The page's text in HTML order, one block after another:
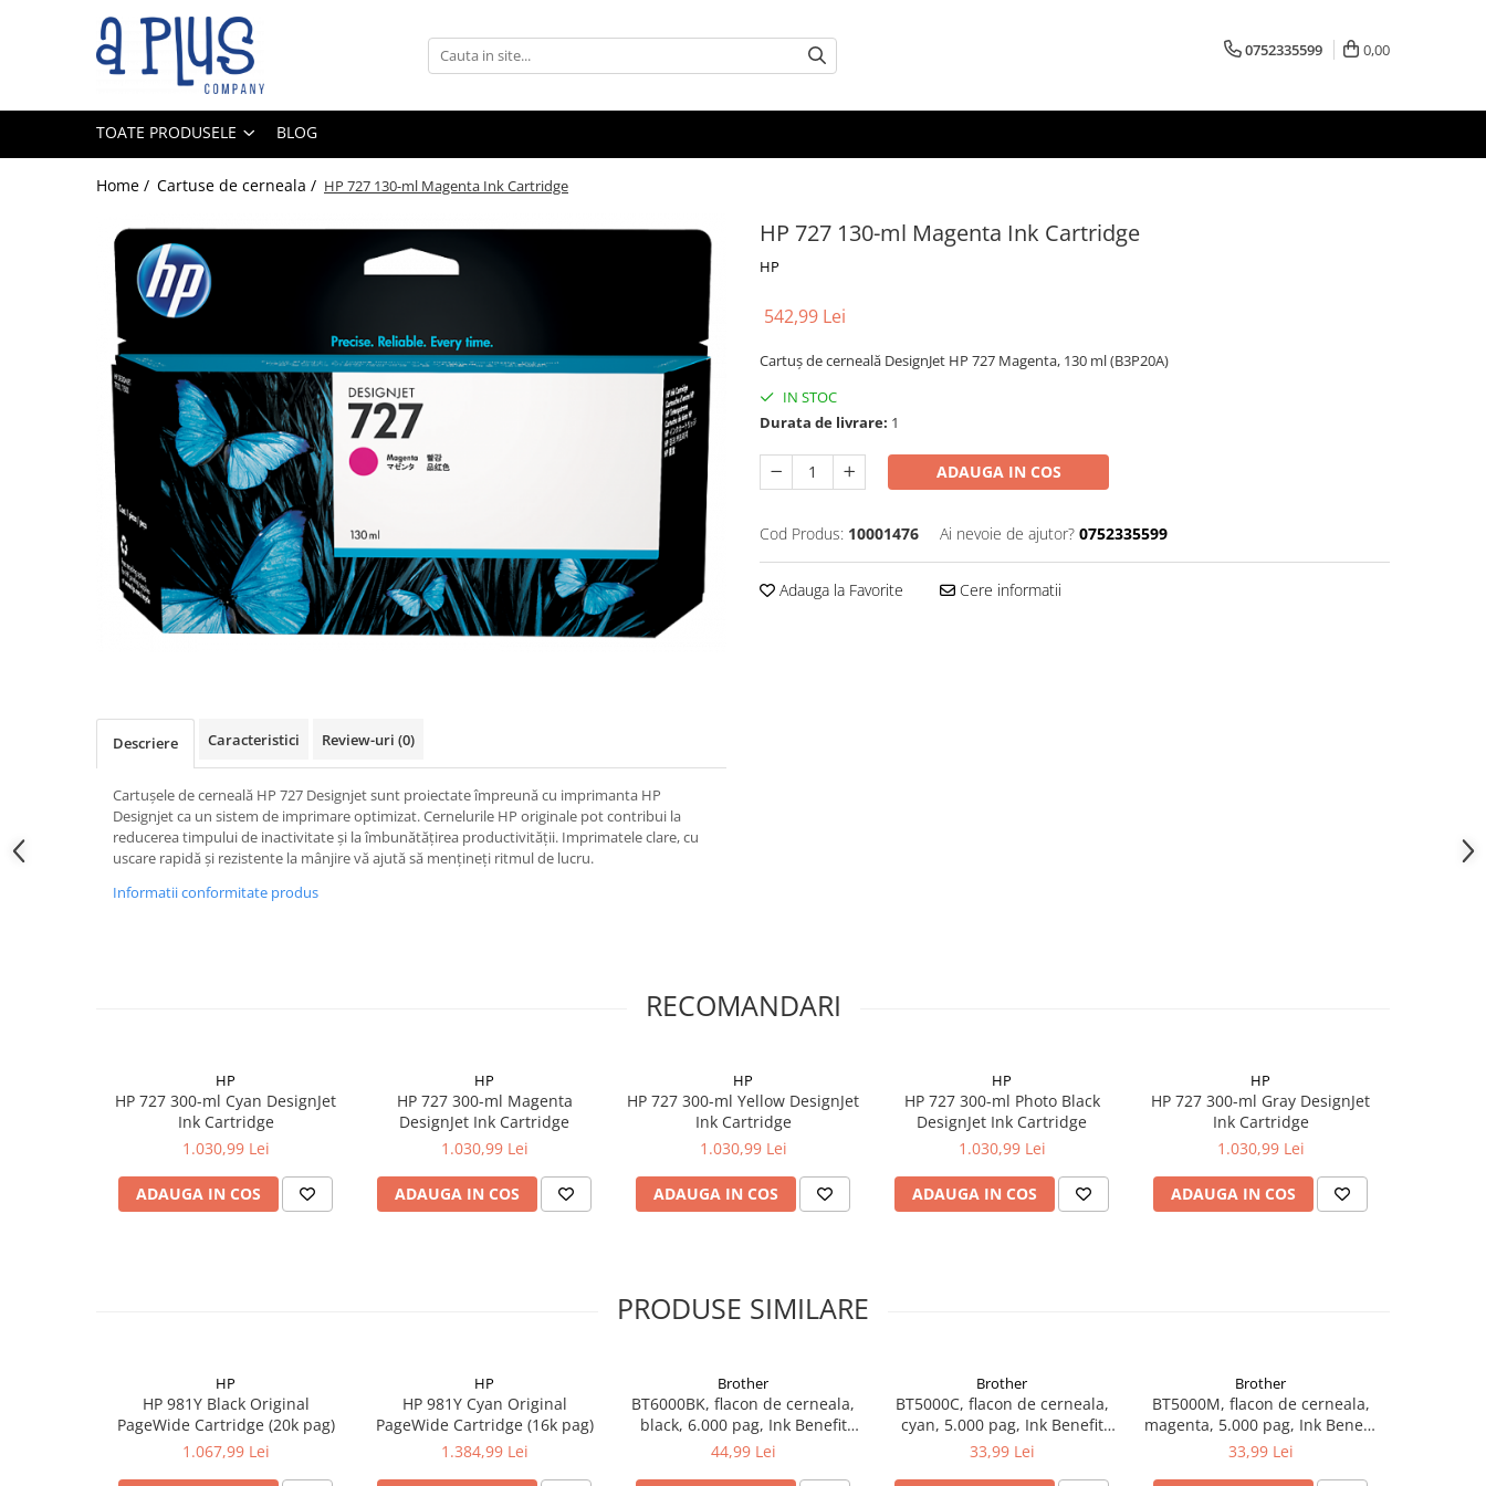
Toate Produsele
Cartuse toner
Kit mentenanta
Unitate cilindru (Drum unit)
0752335599 0,00
TOATE PRODUSELE BLOG
Home / Cartuse de cerneala / HP 727 130-ml Magenta Ink Cartridge
HP 727 130-ml Magenta Ink Cartridge
HP
542,99 Lei
Cartuş de cerneală DesignJet HP 727 Magenta, 130 ml (B3P20A)
IN STOC
Durata de livrare: 1
ADAUGA IN COS
Cod Produs: 10001476 Ai nevoie de ajutor? 0752335599
Adauga la Favorite Cere informatii
Descriere Caracteristici Review-uri (0)
Cartuşele de cerneală HP 727 Designjet sunt proiectate împreună cu imprimanta HP
Designjet ca un sistem de imprimare optimizat. Cernelurile HP originale pot contribui la
reducerea timpului de inactivitate şi la îmbunătăţirea productivităţii. Imprimatele clare, cu
uscare rapidă şi rezistente la mânjire vă ajută să menţineţi ritmul de lucru.
Informatii conformitate produs
RECOMANDARI
HP
HP 727 300-ml Cyan DesignJet
Ink Cartridge
1.030,99 Lei
ADAUGA IN COS
HP
HP 727 300-ml Magenta
DesignJet Ink Cartridge
1.030,99 Lei
ADAUGA IN COS
HP
HP 727 300-ml Yellow DesignJet
Ink Cartridge
1.030,99 Lei
ADAUGA IN COS
HP
HP 727 300-ml Photo Black
DesignJet Ink Cartridge
1.030,99 Lei
ADAUGA IN COS
HP
HP 727 300-ml Gray DesignJet
Ink Cartridge
1.030,99 Lei
ADAUGA IN COS
PRODUSE SIMILARE
HP
HP 981Y Black Original
PageWide Cartridge (20k pag)
1.067,99 Lei
HP
HP 981Y Cyan Original
PageWide Cartridge (16k pag)
1.384,99 Lei
Brother
BT6000BK, flacon de cerneala,
black, 6.000 pag, Ink Benefit
DCP-T300/T500W/T700W
44,99 Lei
Brother
BT5000C, flacon de cerneala,
cyan, 5.000 pag, Ink Benefit
DCP-T300/T500W/T700W
33,99 Lei
Brother
BT5000M, flacon de cerneala,
magenta, 5.000 pag, Ink Benefit
DCP-T300/T500W/T700W
33,99 Lei